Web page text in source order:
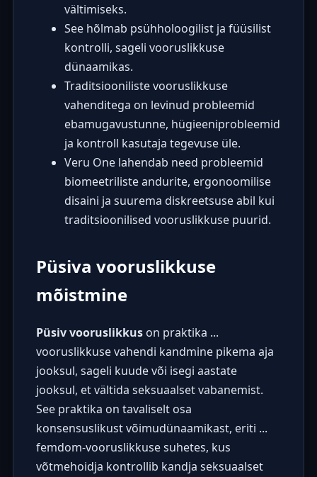
vältimiseks.
See hõlmab psühholoogilist ja füüsilist
kontrolli, sageli vooruslikkuse
dünaamikas.
Traditsiooniliste vooruslikkuse
vahenditega on levinud probleemid
ebamugavustunne, hügieeniprobleemid
ja kontroll kasutaja tegevuse üle.
Veru One lahendab need probleemid
biomeetriliste andurite, ergonoomilise
disaini ja suurema diskreetsuse abil kui
traditsioonilised vooruslikkuse puurid.
Püsiva vooruslikkuse
mõistmine
Püsiv vooruslikkuson praktika ...
vooruslikkuse vahendi kandmine pikema aja
jooksul, sageli kuude või isegi aastate
jooksul, et vältida seksuaalset vabanemist.
See praktika on tavaliselt osa
konsensuslikust võimudünaamikast, eriti ...
femdom-vooruslikkuse suhetes, kus
võtmehoidja kontrollib kandja seksuaalset